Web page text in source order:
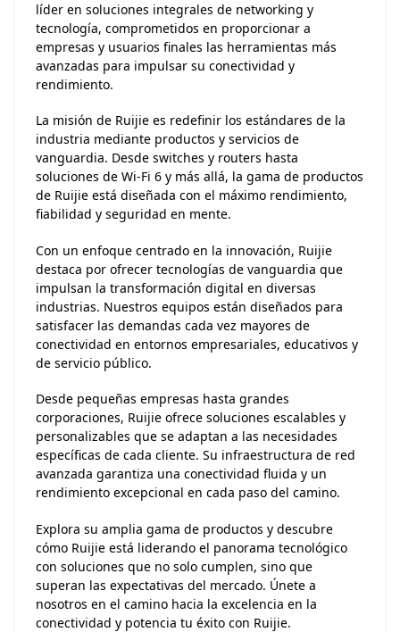
líder en soluciones integrales de networking y
tecnología, comprometidos en proporcionar a
empresas y usuarios finales las herramientas más
avanzadas para impulsar su conectividad y
rendimiento.
La misión de Ruijie es redefinir los estándares de la
industria mediante productos y servicios de
vanguardia. Desde switches y routers hasta
soluciones de Wi-Fi 6 y más allá, la gama de productos
de Ruijie está diseñada con el máximo rendimiento,
fiabilidad y seguridad en mente.
Con un enfoque centrado en la innovación, Ruijie
destaca por ofrecer tecnologías de vanguardia que
impulsan la transformación digital en diversas
industrias. Nuestros equipos están diseñados para
satisfacer las demandas cada vez mayores de
conectividad en entornos empresariales, educativos y
de servicio público.
Desde pequeñas empresas hasta grandes
corporaciones, Ruijie ofrece soluciones escalables y
personalizables que se adaptan a las necesidades
específicas de cada cliente. Su infraestructura de red
avanzada garantiza una conectividad fluida y un
rendimiento excepcional en cada paso del camino.
Explora su amplia gama de productos y descubre
cómo Ruijie está liderando el panorama tecnológico
con soluciones que no solo cumplen, sino que
superan las expectativas del mercado. Únete a
nosotros en el camino hacia la excelencia en la
conectividad y potencia tu éxito con Ruijie.